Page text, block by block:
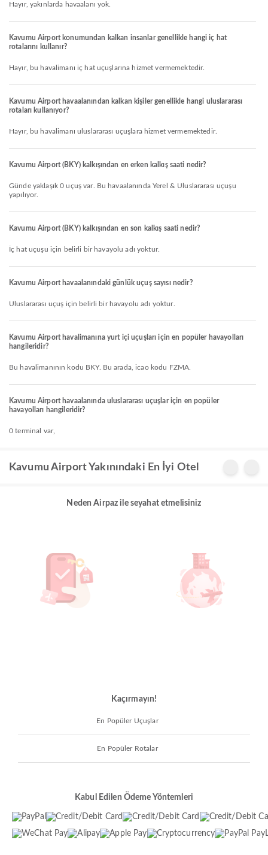
Hayır, yakınlarda havaalanı yok.
Kavumu Airport konumundan kalkan insanlar genellikle hangi iç hat
rotalarını kullanır?
Hayır, bu havalimanı iç hat uçuşlarına hizmet vermemektedir.
Kavumu Airport havaalanından kalkan kişiler genellikle hangi uluslararası
rotaları kullanıyor?
Hayır, bu havalimanı uluslararası uçuşlara hizmet vermemektedir.
Kavumu Airport (BKY) kalkışından en erken kalkış saati nedir?
Günde yaklaşık 0 uçuş var. Bu havaalanında Yerel & Uluslararası uçuşu
yapılıyor.
Kavumu Airport (BKY) kalkışından en son kalkış saati nedir?
İç hat uçuşu için belirli bir havayolu adı yoktur.
Kavumu Airport havaalanındaki günlük uçuş sayısı nedir?
Uluslararası uçuş için belirli bir havayolu adı yoktur.
Kavumu Airport havalimanına yurt içi uçuşları için en popüler havayolları
hangileridir?
Bu havalimanının kodu BKY. Bu arada, icao kodu FZMA.
Kavumu Airport havaalanında uluslararası uçuşlar için en popüler
havayolları hangileridir?
0 terminal var,
Kavumu Airport Yakınındaki En İyi Otel
Neden Airpaz ile seyahat etmelisiniz
Kaçırmayın!
En Popüler Uçuşlar
En Popüler Rotalar
Kabul Edilen Ödeme Yöntemleri